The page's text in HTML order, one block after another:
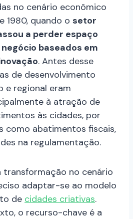
no cenário econômico
1980, quando o setor
a perder espaço
baseados em
. Antes desse
de desenvolvimento
e regional eram
à atração de
às cidades, por
como abatimentos fiscais,
na regulamentação.
no cenário
adaptar-se ao modelo
de cidades criativas.
o recurso-chave é a